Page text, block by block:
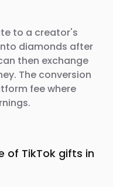
to a creator's
diamonds after
then exchange
The conversion
fee where
of TikTok gifts in